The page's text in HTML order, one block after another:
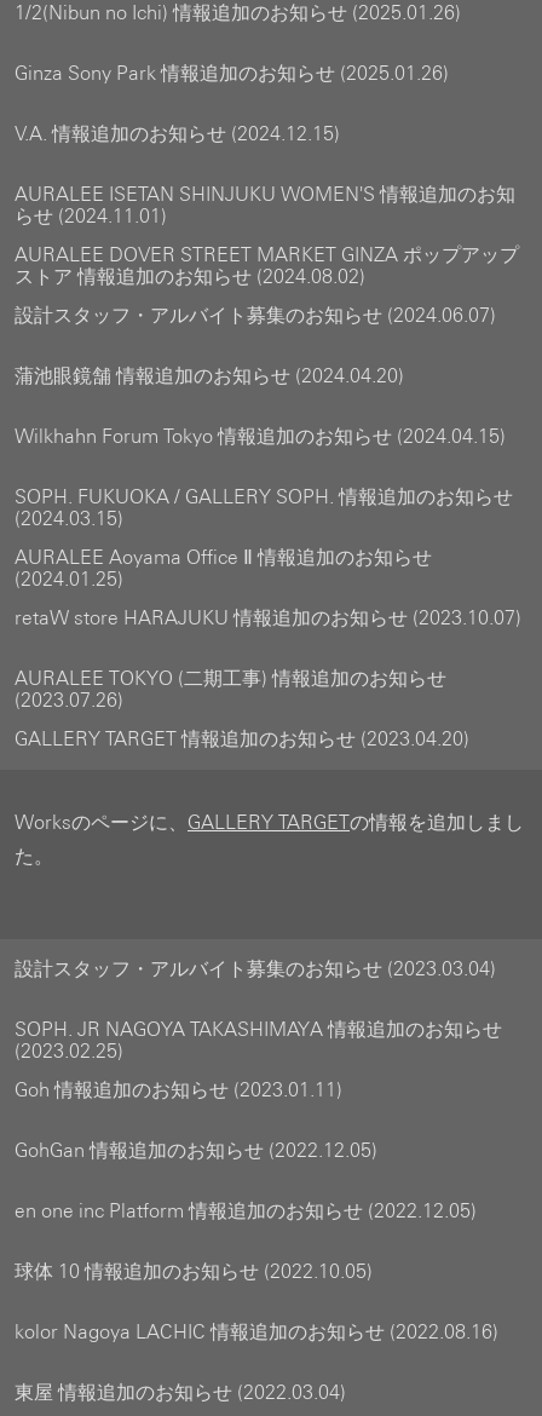
1/2(Nibun no Ichi) 情報追加のお知らせ (2025.01.26)
Ginza Sony Park 情報追加のお知らせ (2025.01.26)
V.A. 情報追加のお知らせ (2024.12.15)
AURALEE ISETAN SHINJUKU WOMEN'S 情報追加のお知
らせ (2024.11.01)
AURALEE DOVER STREET MARKET GINZA ポップアップ
ストア 情報追加のお知らせ (2024.08.02)
設計スタッフ・アルバイト募集のお知らせ (2024.06.07)
蒲池眼鏡舗 情報追加のお知らせ (2024.04.20)
Wilkhahn Forum Tokyo 情報追加のお知らせ (2024.04.15)
SOPH. FUKUOKA / GALLERY SOPH. 情報追加のお知らせ
(2024.03.15)
AURALEE Aoyama Office Ⅱ 情報追加のお知らせ
(2024.01.25)
retaW store HARAJUKU 情報追加のお知らせ (2023.10.07)
AURALEE TOKYO (二期工事) 情報追加のお知らせ
(2023.07.26)
GALLERY TARGET 情報追加のお知らせ (2023.04.20)
Worksのページに、 GALLERY TARGETの情報を追加しまし
た。
設計スタッフ・アルバイト募集のお知らせ (2023.03.04)
SOPH. JR NAGOYA TAKASHIMAYA 情報追加のお知らせ
(2023.02.25)
Goh 情報追加のお知らせ (2023.01.11)
GohGan 情報追加のお知らせ (2022.12.05)
en one inc Platform 情報追加のお知らせ (2022.12.05)
球体 10 情報追加のお知らせ (2022.10.05)
kolor Nagoya LACHIC 情報追加のお知らせ (2022.08.16)
東屋 情報追加のお知らせ (2022.03.04)